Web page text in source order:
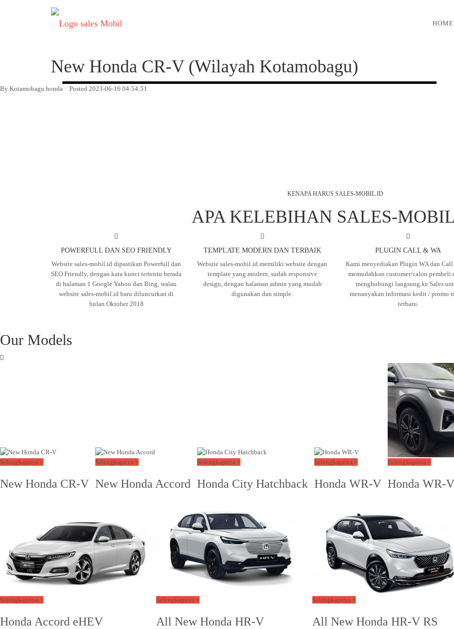
New Honda CR-V (Wilayah Kotamobagu)
By Kotamobagu.honda Posted 2023-06-16 04:54:51
KENAPA HARUS SALES-MOBIL.ID
APA KELEBIHAN SALES-
POWERFULL DAN SEO FRIENDLY
Website sales-mobil.id dipastikan Powerfull dan
SEO Friendly, dengan kata kunci tertentu berada
di halaman 1 Google Yahoo dan Bing, walau
website sales-mobil.id baru diluncurkan di
bulan Oktober 2018
TEMPLATE MODERN DAN TERBAIK
Website sales-mobil.id memiliki website dengan
template yang modern, sudah responsive
design, dengan halaman admin yang mudah
digunakan dan simple.
PLUGIN CALL & WA
Kami menyediakan Plugin WA dan
memudahkan customer/calon pembeli
menghubungi langsung ke Sales
menanyakan informasi kedit / promo
terbaru.
Our Models
Selengkapnya +
New Honda CR-V
Selengkapnya +
New Honda Accord
Selengkapnya +
Honda City Hatchback
Selengkapnya +
Honda WR-V
Selengkapnya +
Honda WR-
Selengkapnya +
Honda Accord eHEV
Selengkapnya +
All New Honda HR-V
Selengkapnya +
All New Honda HR-V RS